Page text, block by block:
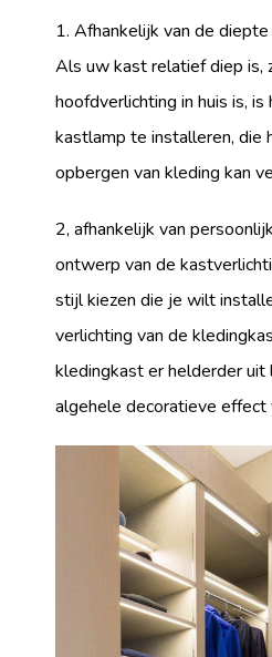
1. Afhankelijk van de
Als uw kast relatief diep is,
hoofdverlichting in huis is, is
kastlamp te installeren, die
opbergen van kleding kan
2, afhankelijk van
ontwerp van de
stijl kiezen die je wilt
verlichting van de
kledingkast er helderder uit
algehele decoratieve effect